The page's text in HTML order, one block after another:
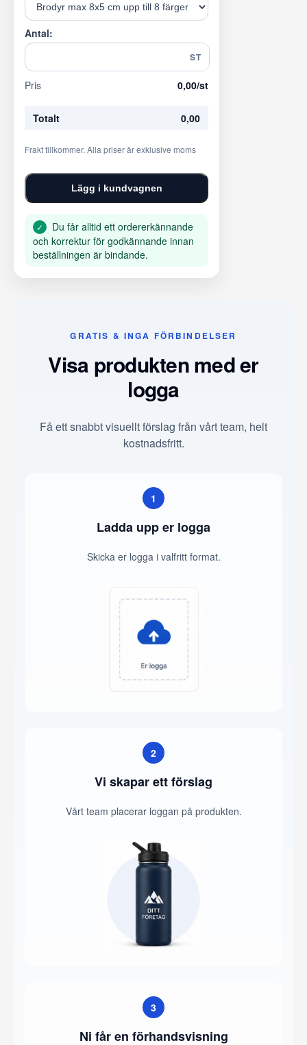
Antal:
ST
Pris 0,00/st
Totalt 0,00
Frakt tillkommer. Alla priser är exklusive moms
Lägg i kundvagnen
✓
Du får alltid ett ordererkännande
och korrektur för godkännande innan
beställningen är bindande.
GRATIS & INGA FÖRBINDELSER
Visa produkten med er
logga
Få ett snabbt visuellt förslag från vårt team, helt
kostnadsfritt.
1
Ladda upp er logga
Skicka er logga i valfritt format.
2
Vi skapar ett förslag
Vårt team placerar loggan på produkten.
3
Ni får en förhandsvisning